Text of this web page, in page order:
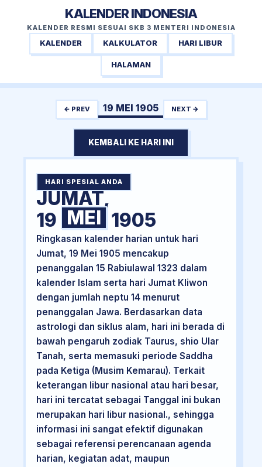
KALENDER INDONESIA
KALENDER RESMI SESUAI SKB 3 MENTERI INDONESIA
KALENDER KALKULATOR HARI LIBUR
HALAMAN
← PREV 19 MEI 1905 NEXT →
KEMBALI KE HARI INI
HARI SPESIAL ANDA
JUMAT,
19 MEI 1905
Ringkasan kalender harian untuk hari
Jumat, 19 Mei 1905 mencakup
penanggalan 15 Rabiulawal 1323 dalam
kalender Islam serta hari Jumat Kliwon
dengan jumlah neptu 14 menurut
penanggalan Jawa. Berdasarkan data
astrologi dan siklus alam, hari ini berada di
bawah pengaruh zodiak Taurus, shio Ular
Tanah, serta memasuki periode Saddha
pada Ketiga (Musim Kemarau). Terkait
keterangan libur nasional atau hari besar,
hari ini tercatat sebagai Tanggal ini bukan
merupakan hari libur nasional., sehingga
informasi ini sangat efektif digunakan
sebagai referensi perencanaan agenda
harian, kegiatan adat, maupun